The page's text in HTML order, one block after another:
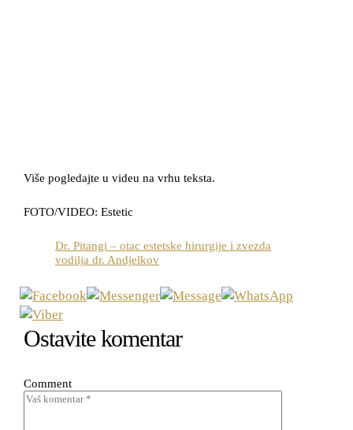
Više pogledajte u videu na vrhu teksta.
FOTO/VIDEO: Estetic
Dr. Pitangi – otac estetske hirurgije i zvezda
vodilja dr. Andjelkov
Ostavite komentar
Comment